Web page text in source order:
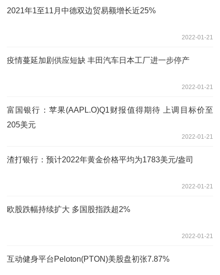
2021年1至11月中德双边贸易额增长近25%
2022-01-21
疫情蔓延加剧供应短缺 丰田汽车日本工厂进一步停产
2022-01-21
富国银行：苹果(AAPL.O)Q1财报值得期待 上调目标价至
205美元
2022-01-21
渣打银行：预计2022年黄金价格平均为1783美元/盎司
2022-01-21
欧股跌幅持续扩大 多国股指跌超2%
2022-01-21
互动健身平台Peloton(PTON)美股盘初张7.87%